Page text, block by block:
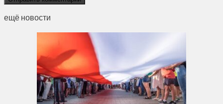
ещё новости